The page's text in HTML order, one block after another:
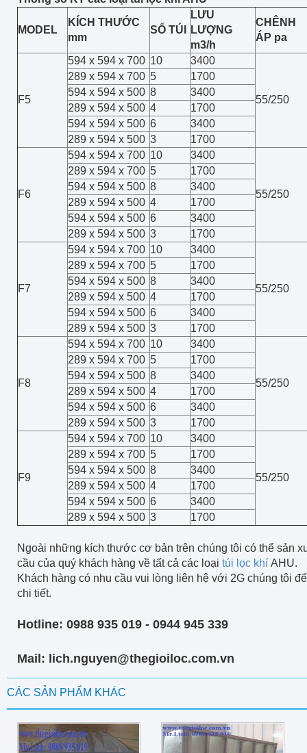
MODEL
KÍCH THƯỚC
mm
SỐ TÚI
LƯU
LƯỢNG
m3/h
CHÊNH
ÁP pa
F5
594 x 594 x 700 10 3400
55/250
289 x 594 x 700 5
1700
594 x 594 x 500 8
3400
289 x 594 x 500 4
1700
594 x 594 x 500 6
3400
289 x 594 x 500 3 1700
F6
594 x 594 x 700 10 3400
55/250
289 x 594 x 700 5
1700
594 x 594 x 500 8
3400
289 x 594 x 500 4
1700
594 x 594 x 500 6
3400
289 x 594 x 500 3 1700
F7
594 x 594 x 700 10 3400
55/250
289 x 594 x 700 5
1700
594 x 594 x 500 8
3400
289 x 594 x 500 4
1700
594 x 594 x 500 6
3400
289 x 594 x 500 3 1700
F8
594 x 594 x 700 10 3400
55/250
289 x 594 x 700 5
1700
594 x 594 x 500 8
3400
289 x 594 x 500 4
1700
594 x 594 x 500 6
3400
289 x 594 x 500 3 1700
F9
594 x 594 x 700 10 3400
55/250
289 x 594 x 700 5
1700
594 x 594 x 500 8
3400
289 x 594 x 500 4
1700
594 x 594 x 500 6
3400
289 x 594 x 500 3 1700
Ngoài những kích thước cơ bản trên chúng tôi có thể sản
cầu của quý khách hàng về tất cả các loại túi lọc khí AHU.
Khách hàng có nhu cầu vui lòng liên hệ với 2G chúng tôi
chi tiết.
Hotline: 0988 935 019 - 0944 945 339
Mail: lich.nguyen@thegioiloc.com.vn
CÁC SẢN PHẨM KHÁC